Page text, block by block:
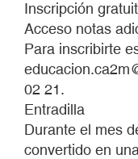
2020
Inscripción
Acceso notas
Para inscribirte
02 21.
Entradilla
Durante el mes
convertido en